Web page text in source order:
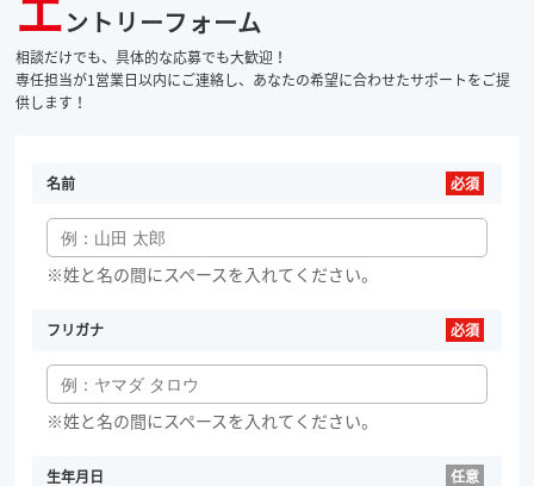
ントリーフォーム
相談だけでも、具体的な応募でも大歓迎！
専任担当が1営業日以内にご連絡し、あなたの希望に合わせたサポートをご提
供します！
名前
※姓と名の間にスペースを入れてください。
フリガナ
※姓と名の間にスペースを入れてください。
生年月日